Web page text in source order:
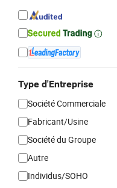
Type d'Entreprise
Société Commerciale
Fabricant/Usine
Société du Groupe
Autre
Individus/SOHO